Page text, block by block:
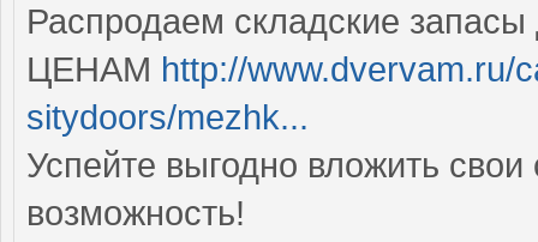
Распродаем складские
ЦЕНАМ http://www.dvervam.ru/
sitydoors/mezhk...
Успейте выгодно вложить
возможность!